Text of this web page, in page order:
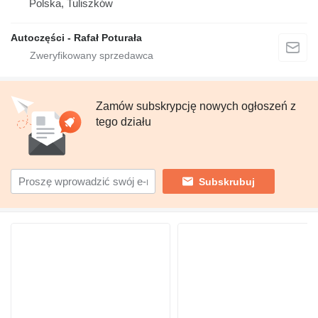
Polska, Tuliszków
Autoczęści - Rafał Poturała
Zamów subskrypcję nowych ogłoszeń z
tego działu
Subskrubuj